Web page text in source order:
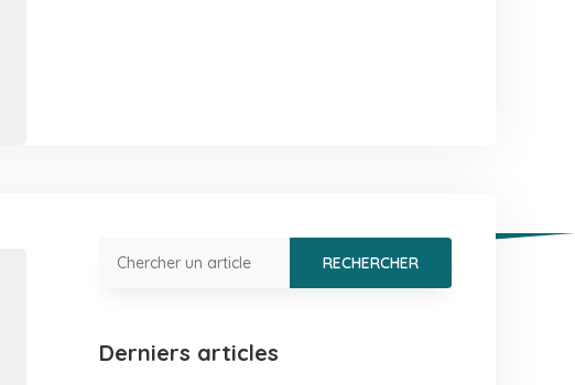
Derniers articles